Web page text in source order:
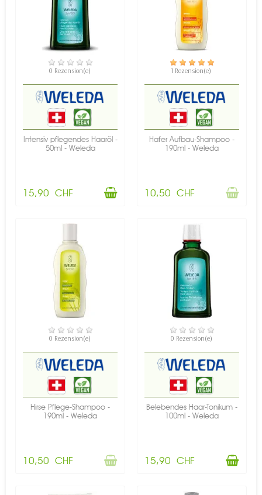
VERFÜGBAR
0 Rezension(e)
Intensiv pflegendes Haaröl -
50ml - Weleda
15,90 CHF
NICHT AUF LAGER
1 Rezension(e)
Hafer Aufbau-Shampoo -
190ml - Weleda
10,50 CHF
NICHT AUF LAGER
0 Rezension(e)
Hirse Pflege-Shampoo -
190ml - Weleda
10,50 CHF
VERFÜGBAR
0 Rezension(e)
Belebendes Haar-Tonikum -
100ml - Weleda
15,90 CHF